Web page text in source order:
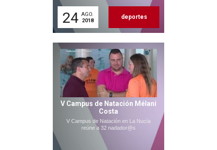
24 AGO.
2018
deportes
V Campus de Natación Mélani
Costa
V Campus de Natación en La Nucía
reúne a 32 nadador@s